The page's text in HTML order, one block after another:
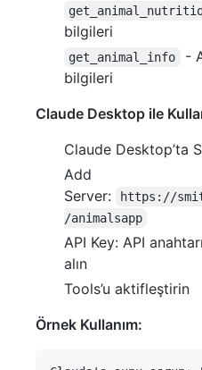
bilgileri
get_animal_info
-
bilgileri
Claude Desktop ile
Claude Desktop’ta
Add
Server:
https://
/animalsapp
API Key: API
alın
Tools’u aktifleştirin
Örnek Kullanım: